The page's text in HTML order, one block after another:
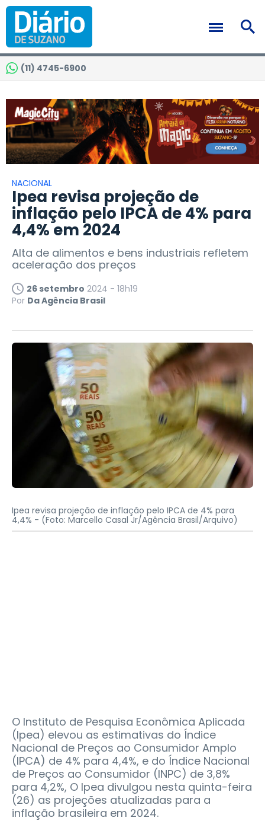
(11) 4745-6900
NACIONAL
Ipea revisa projeção de
inflação pelo IPCA de 4% para
4,4% em 2024
Alta de alimentos e bens industriais refletem
aceleração dos preços
26 setembro 2024 - 18h19
Por Da Agência Brasil
Ipea revisa projeção de inflação pelo IPCA de 4% para
4,4% - (Foto: Marcello Casal Jr/Agência Brasil/Arquivo)
O Instituto de Pesquisa Econômica Aplicada
(Ipea) elevou as estimativas do Índice
Nacional de Preços ao Consumidor Amplo
(IPCA) de 4% para 4,4%, e do Índice Nacional
de Preços ao Consumidor (INPC) de 3,8%
para 4,2%, O Ipea divulgou nesta quinta-feira
(26) as projeções atualizadas para a
inflação brasileira em 2024.